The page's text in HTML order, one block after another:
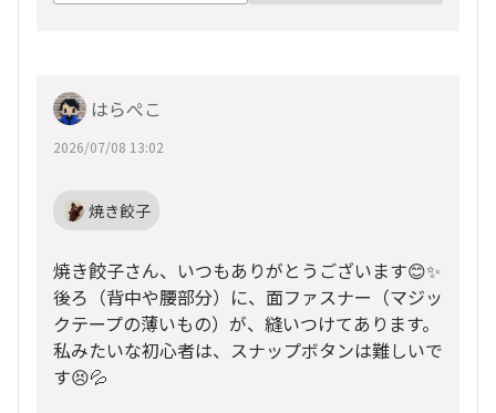
はらぺこ
2026/07/08 13:02
焼き餃子
焼き餃子さん、いつもありがとうございます😊✨
後ろ（背中や腰部分）に、面ファスナー（マジッ
クテープの薄いもの）が、縫いつけてあります。
私みたいな初心者は、スナップボタンは難しいで
す😣💦